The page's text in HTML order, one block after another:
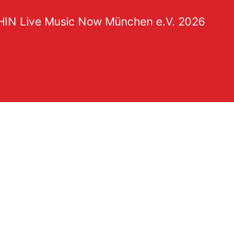
Live Music Now München e.V. 2026